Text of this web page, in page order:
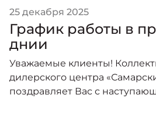
25 декабря 2025
График работы в
днии
Уважаемые клиенты!
дилерского центра
поздравляет Вас с